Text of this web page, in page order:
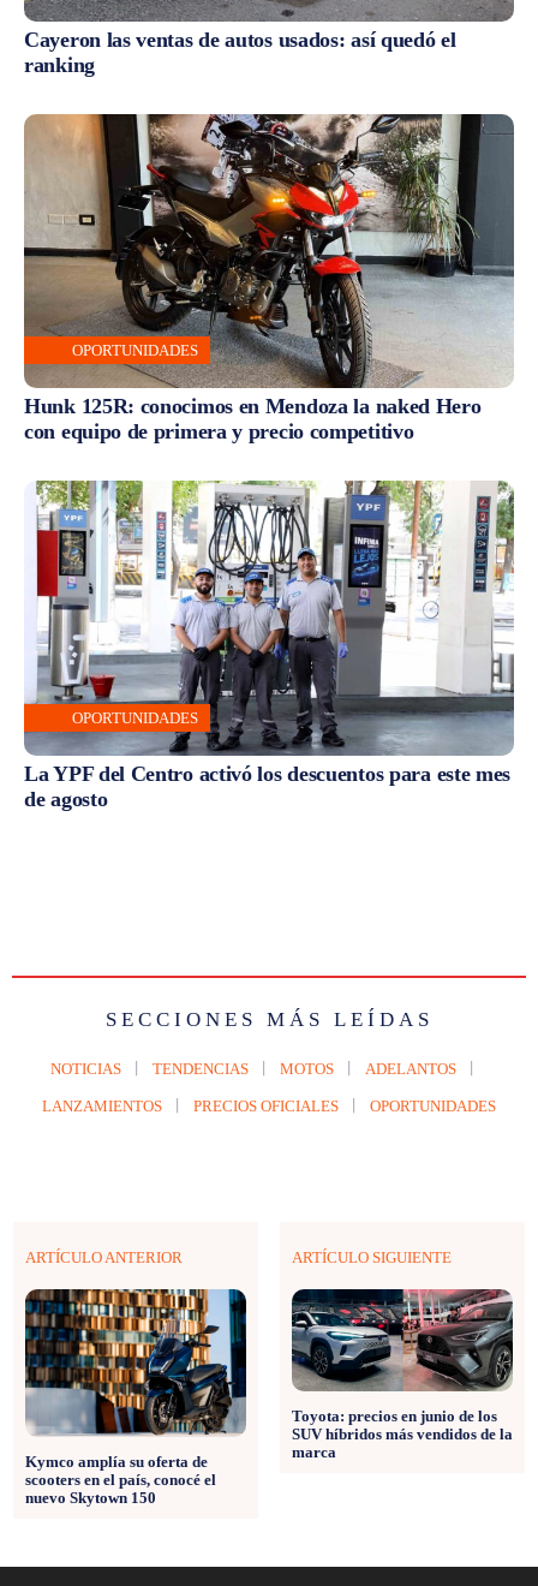
Cayeron las ventas de autos usados: así quedó el
ranking
OPORTUNIDADES
Hunk 125R: conocimos en Mendoza la naked Hero
con equipo de primera y precio competitivo
OPORTUNIDADES
La YPF del Centro activó los descuentos para este mes
de agosto
SECCIONES MÁS LEÍDAS
NOTICIAS TENDENCIAS MOTOS ADELANTOS
LANZAMIENTOS PRECIOS OFICIALES OPORTUNIDADES
ARTÍCULO ANTERIOR
Kymco amplía su oferta de
scooters en el país, conocé el
nuevo Skytown 150
ARTÍCULO SIGUIENTE
Toyota: precios en junio de los
SUV híbridos más vendidos de la
marca